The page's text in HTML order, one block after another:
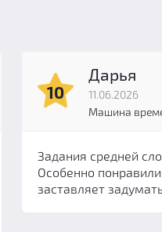
10
Дарья
11.06.2026
Машина
Задания средней
Особенно
заставляет